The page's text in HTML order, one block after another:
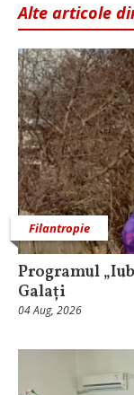
Alte articole
Filantropie
Programul
Galați
04 Aug, 2026